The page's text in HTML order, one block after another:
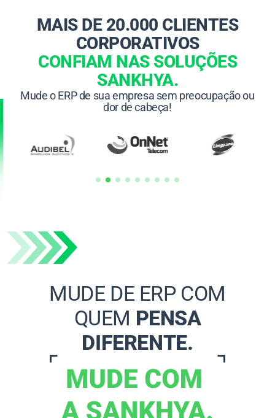
MAIS DE 20.000 CLIENTES
CORPORATIVOS
CONFIAM NAS SOLUÇÕES
SANKHYA.
Mude o ERP de sua empresa sem preocupação ou
dor de cabeça!
MUDE DE ERP COM
QUEM PENSA
DIFERENTE.